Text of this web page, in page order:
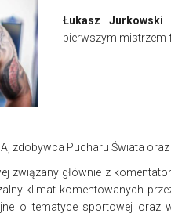
Łukasz Jurkowski
pierwszym mistrzem
zdobywca Pucharu Świata
związany głównie z
klimat komentowanych
o tematyce sportowej oraz